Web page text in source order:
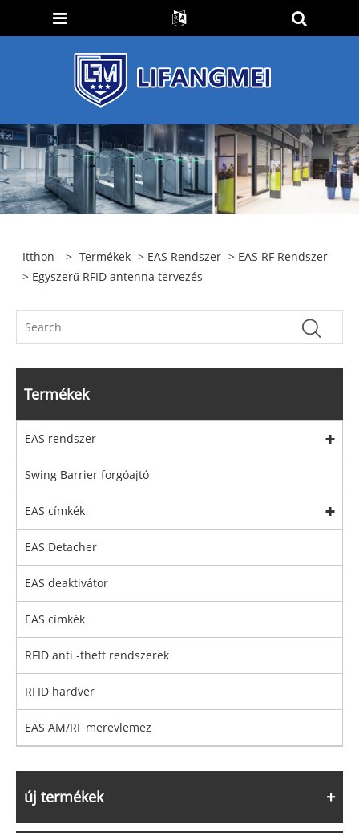
Itthon > Termékek > EAS Rendszer > EAS RF Rendszer
> Egyszerű RFID antenna tervezés
Termékek
EAS rendszer
Swing Barrier forgóajtó
EAS címkék
EAS Detacher
EAS deaktivátor
EAS címkék
RFID anti -theft rendszerek
RFID hardver
EAS AM/RF merevlemez
új termékek